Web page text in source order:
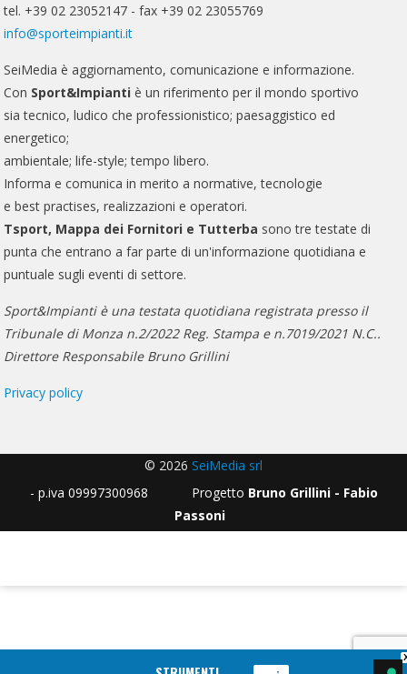
tel. +39 02 23052147 - fax +39 02 23055769
info@sporteimpianti.it
SeiMedia è aggiornamento, comunicazione e informazione.
Con Sport&Impianti è un riferimento per il mondo sportivo
sia tecnico, ludico che professionistico; paesaggistico ed
energetico;
ambientale; life-style; tempo libero.
Informa e comunica in merito a normative, tecnologie
e best practises, realizzazioni e operatori.
Tsport, Mappa dei Fornitori e Tutterba sono tre testate di
punta che entrano a far parte di un'informazione quotidiana e
puntuale sugli eventi di settore.
Sport&Impianti è una testata quotidiana registrata presso il
Tribunale di Monza n.2/2022 Reg. Stampa e n.7019/2021 N.C..
Direttore Responsabile Bruno Grillini
Privacy policy
© 2026 SeiMedia srl
- p.iva 09997300968 Progetto Bruno Grillini - Fabio
Passoni